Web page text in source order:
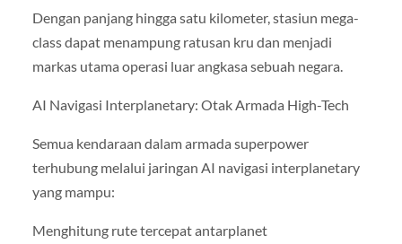
Dengan panjang hingga satu kilometer, stasiun mega-
class dapat menampung ratusan kru dan menjadi
markas utama operasi luar angkasa sebuah negara.
AI Navigasi Interplanetary: Otak Armada High-Tech
Semua kendaraan dalam armada superpower
terhubung melalui jaringan AI navigasi interplanetary
yang mampu:
Menghitung rute tercepat antarplanet